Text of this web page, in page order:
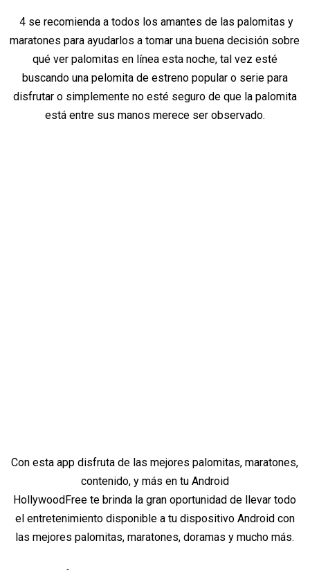
4 se recomienda a todos los amantes de las palomitas y
maratones para ayudarlos a tomar una buena decisión sobre
qué ver palomitas en línea esta noche, tal vez esté
buscando una pelomita de estreno popular o serie para
disfrutar o simplemente no esté seguro de que la palomita
está entre sus manos merece ser observado.
Con esta app disfruta de las mejores palomitas, maratones,
contenido, y más en tu Android
HollywoodFree te brinda la gran oportunidad de llevar todo
el entretenimiento disponible a tu dispositivo Android con
las mejores palomitas, maratones, doramas y mucho más.